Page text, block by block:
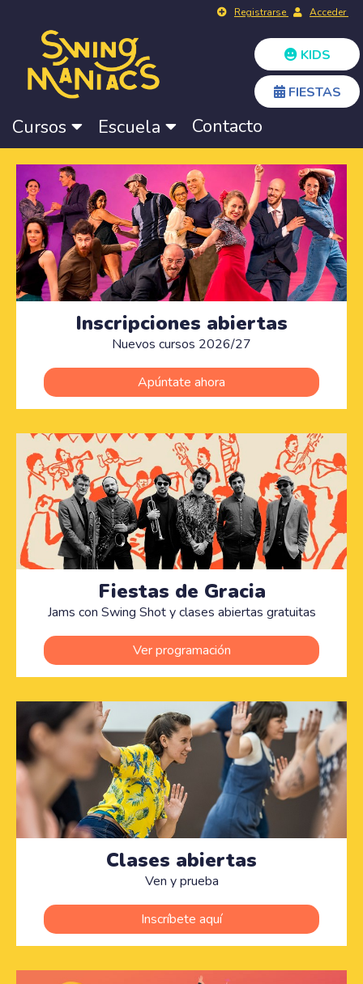
Registrarse Acceder
KIDS
FIESTAS
Cursos Escuela Contacto
Inscripciones abiertas
Nuevos cursos 2026/27
Apúntate ahora
Fiestas de Gracia
Jams con Swing Shot y clases abiertas gratuitas
Ver programación
Clases abiertas
Ven y prueba
Inscríbete aquí